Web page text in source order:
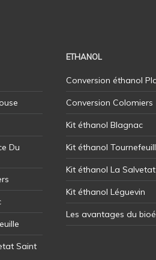
Du
Saint
ETHANOL
Conversion éthanol
Conversion Colomiers
Kit éthanol Blagnac
Kit éthanol
Kit éthanol La
Kit éthanol Léguevin
Les avantages du